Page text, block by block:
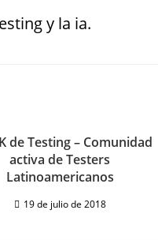
y la ia.
de Testing – Comunidad
activa de Testers
Latinoamericanos
19 de julio de 2018